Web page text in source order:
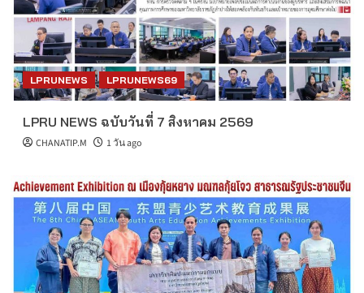
LPRUNEWS LPRUNEWS69
LPRU NEWS ฉบับวันที่ 7 สิงหาคม 2569
CHANATIP.M 1 วัน ago